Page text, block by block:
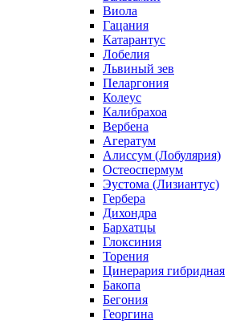
Виола
Гацания
Катарантус
Лобелия
Львиный зев
Пеларгония
Колеус
Калибрахоа
Вербена
Агератум
Алиссум (Лобулярия)
Остеоспермум
Эустома (Лизиантус)
Гербера
Дихондра
Бархатцы
Глоксиния
Торения
Цинерария гибридная
Бакопа
Бегония
Георгина